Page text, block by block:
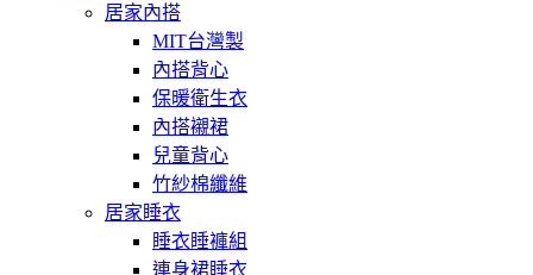
居家內搭
MIT台灣製
內搭背心
保暖衛生衣
內搭襯裙
兒童背心
竹紗棉纖維
居家睡衣
睡衣睡褲組
連身裙睡衣